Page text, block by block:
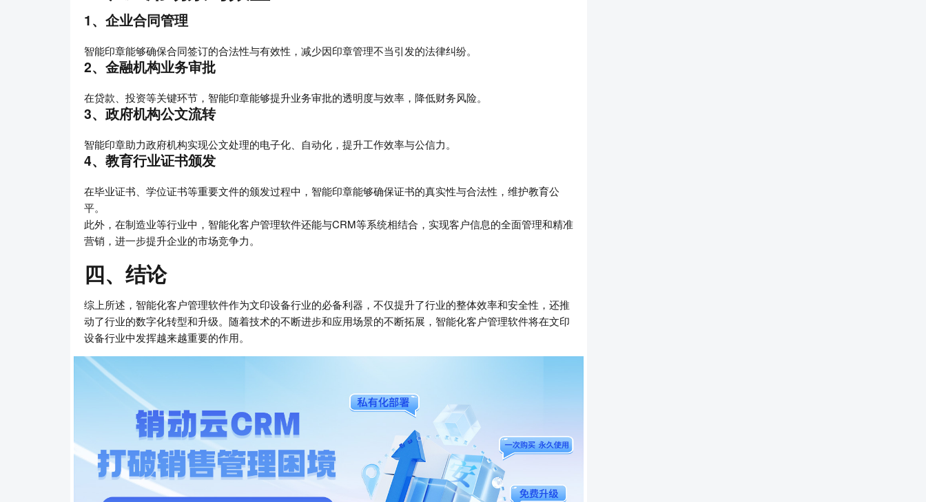
1、企业合同管理
智能印章能够确保合同签订的合法性与有效性，减少因印章管理不当引发的法律纠纷。
2、金融机构业务审批
在贷款、投资等关键环节，智能印章能够提升业务审批的透明度与效率，降低财务风险。
3、政府机构公文流转
智能印章助力政府机构实现公文处理的电子化、自动化，提升工作效率与公信力。
4、教育行业证书颁发
在毕业证书、学位证书等重要文件的颁发过程中，智能印章能够确保证书的真实性与合法性，维护教育公
平。
此外，在制造业等行业中，智能化客户管理软件还能与CRM等系统相结合，实现客户信息的全面管理和精准
营销，进一步提升企业的市场竞争力。
四、结论
综上所述，智能化客户管理软件作为文印设备行业的必备利器，不仅提升了行业的整体效率和安全性，还推
动了行业的数字化转型和升级。随着技术的不断进步和应用场景的不断拓展，智能化客户管理软件将在文印
设备行业中发挥越来越重要的作用。